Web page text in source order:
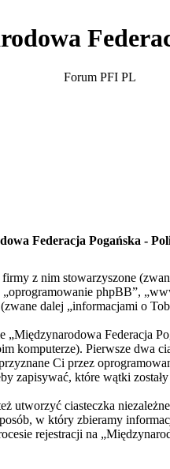
Forum PFI PL
Federacja Pogańska -
z nim stowarzyszone
phpBB”,
dalej „informacjami o
Federacja
komputerze). Pierwsze dwa
Ci przez
zapisywać, które wątki
utworzyć ciasteczka
w który zbieramy
rejestracji na